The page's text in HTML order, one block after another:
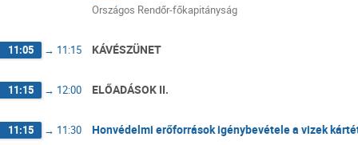
Országos Rendőr-főkapitányság
11:05 → 11:15 KÁVÉSZÜNET
11:15 → 12:00 ELŐADÁSOK II.
11:15 → 11:30 Honvédelmi erőforrások igénybevétele a vizek